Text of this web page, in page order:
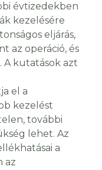
évtizedekben
kezelésére
eljárás,
az operáció, és
kutatások azt
el a
kezelést
további
lehet. Az
a
az